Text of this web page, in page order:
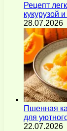
Рецепт
кукурузой
28.07.2026
Пшенная
для
22.07.2026